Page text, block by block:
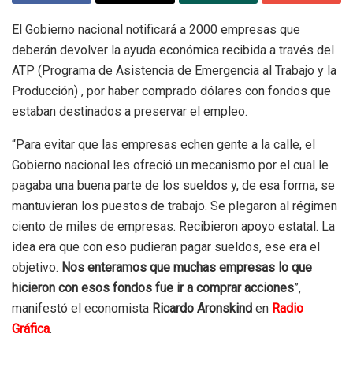
El Gobierno nacional notificará a 2000 empresas que
deberán devolver la ayuda económica recibida a través del
ATP ( Programa de Asistencia de Emergencia al Trabajo y la
Producción) , por haber comprado dólares con fondos que
estaban destinados a preservar el empleo.
“Para evitar que las empresas echen gente a la calle, el
Gobierno nacional les ofreció un mecanismo por el cual le
pagaba una buena parte de los sueldos y, de esa forma, se
mantuvieran los puestos de trabajo. Se plegaron al régimen
ciento de miles de empresas. Recibieron apoyo estatal. La
idea era que con eso pudieran pagar sueldos, ese era el
objetivo. Nos enteramos que muchas empresas lo que
hicieron con esos fondos fue ir a comprar acciones”,
manifestó el economista Ricardo Aronskind en Radio
Gráfica.